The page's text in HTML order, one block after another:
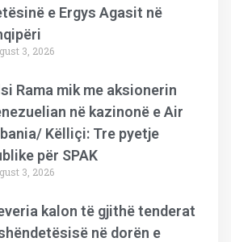
e Ergys Agasit në
3, 2026
Rama mik me aksionerin
në kazinonë e Air
Këlliçi: Tre pyetje
për SPAK
3, 2026
kalon të gjithë tenderat
në dorën e